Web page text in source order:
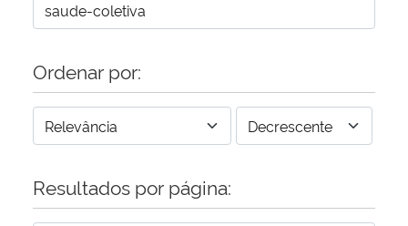
Ordenar por:
Resultados por página: